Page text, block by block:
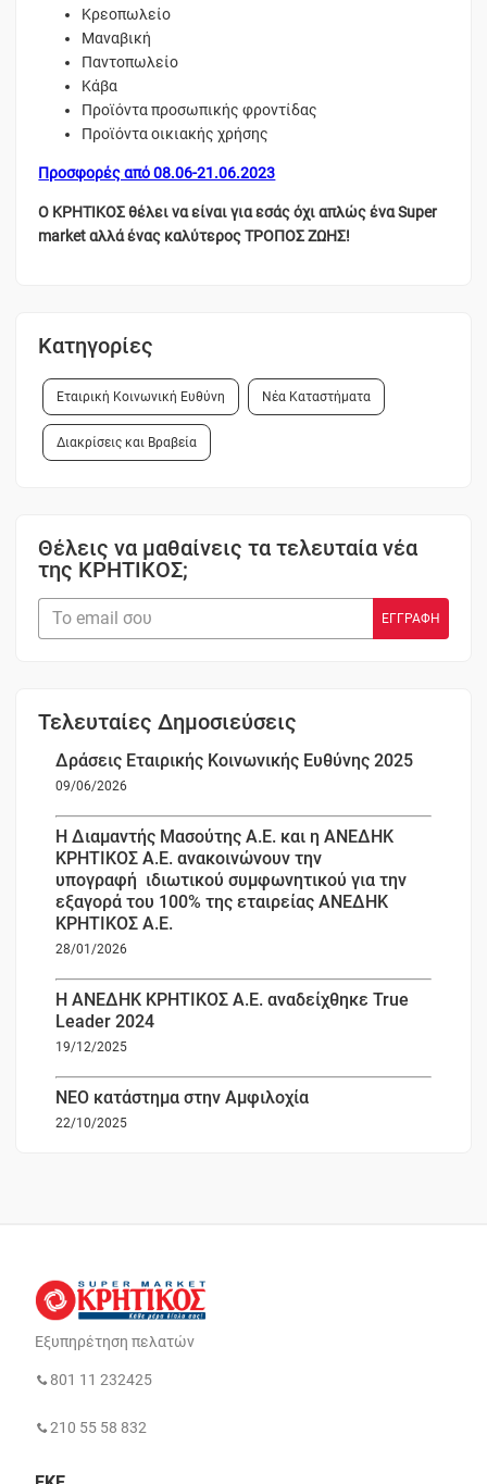
Κρεοπωλείο
Μαναβική
Παντοπωλείο
Κάβα
Προϊόντα προσωπικής φροντίδας
Προϊόντα οικιακής χρήσης
Προσφορές από 08.06-21.06.2023
Ο ΚΡΗΤΙΚΟΣ θέλει να είναι για εσάς όχι απλώς ένα Super
market αλλά ένας καλύτερος ΤΡΟΠΟΣ ΖΩΗΣ!
Κατηγορίες
Εταιρική Κοινωνική Ευθύνη Νέα Καταστήματα
Διακρίσεις και Βραβεία
Θέλεις να μαθαίνεις τα τελευταία νέα
της ΚΡΗΤΙΚΟΣ;
Τελευταίες Δημοσιεύσεις
Δράσεις Εταιρικής Κοινωνικής Ευθύνης 2025
09/06/2026
Η Διαμαντής Μασούτης Α.Ε. και η ΑΝΕΔΗΚ
ΚΡΗΤΙΚΟΣ Α.Ε. ανακοινώνουν την
υπογραφή ιδιωτικού συμφωνητικού για την
εξαγορά του 100% της εταιρείας ΑΝΕΔΗΚ
ΚΡΗΤΙΚΟΣ Α.Ε.
28/01/2026
Η ΑΝΕΔΗΚ ΚΡΗΤΙΚΟΣ Α.Ε. αναδείχθηκε True
Leader 2024
19/12/2025
ΝΕΟ κατάστημα στην Αμφιλοχία
22/10/2025
Εξυπηρέτηση πελατών
801 11 232425
210 55 58 832